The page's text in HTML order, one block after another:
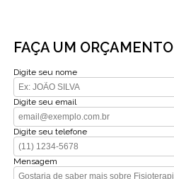
FAÇA UM ORÇAMENTO
Digite seu nome
Digite seu email
Digite seu telefone
Mensagem